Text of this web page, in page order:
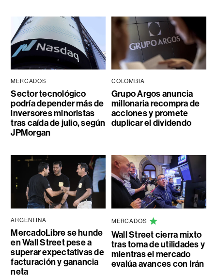
MERCADOS
Sector tecnológico
podría depender más de
inversores minoristas
tras caída de julio, según
JPMorgan
COLOMBIA
Grupo Argos anuncia
millonaria recompra de
acciones y promete
duplicar el dividendo
ARGENTINA
MercadoLibre se hunde
en Wall Street pese a
superar expectativas de
facturación y ganancia
neta
MERCADOS
Wall Street cierra mixto
tras toma de utilidades y
mientras el mercado
evalúa avances con Irán